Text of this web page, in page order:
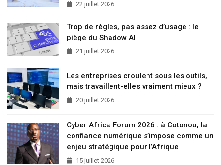
22 juillet 2026
Trop de règles, pas assez d’usage : le
piège du Shadow AI
21 juillet 2026
Les entreprises croulent sous les outils,
mais travaillent-elles vraiment mieux ?
20 juillet 2026
Cyber Africa Forum 2026 : à Cotonou, la
confiance numérique s’impose comme un
enjeu stratégique pour l’Afrique
15 juillet 2026